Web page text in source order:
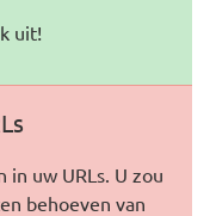
uit!
in uw URLs. U zou
behoeven van